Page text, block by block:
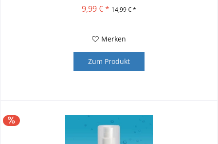
9,99 € * 14,99 € *
Merken
Zum Produkt